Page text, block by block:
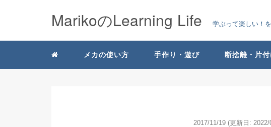
MarikoのLearning Life 学ぶって楽しい！
メカの使い方 手作り・遊び 断捨離・片付
2017/11/19 (更新日: 2022/